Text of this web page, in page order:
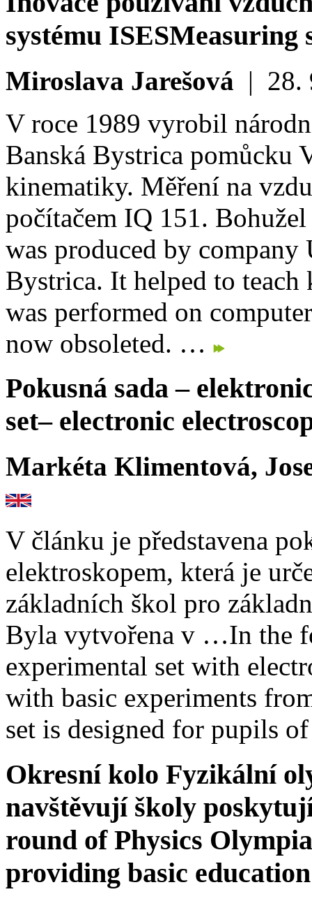
systému ISESMeasuring
Miroslava Jarešová | 28.
V roce 1989 vyrobil
Banská Bystrica pomůcku
kinematiky. Měření na
počítačem IQ 151.
was produced by company
Bystrica. It helped to
was performed on
now obsoleted. …
Pokusná sada –
set– electronic
Markéta Klimentová,
V článku je představena
elektroskopem, která je
základních škol pro
Byla vytvořena v …In the
experimental set with
with basic experiments
set is designed for pupils
Okresní kolo Fyzikální
navštěvují školy
round of Physics
providing basic education